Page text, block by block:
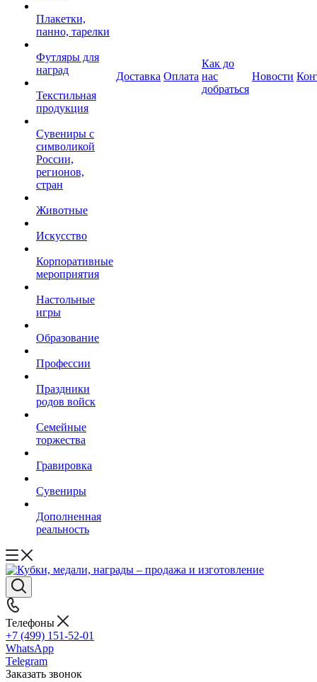
Плакетки,
панно, тарелки
Футляры для
наград
Текстильная
продукция
Сувениры с
символикой
России,
регионов,
стран
Животные
Искусство
Корпоративные
мероприятия
Настольные
игры
Образование
Профессии
Праздники
родов войск
Семейные
торжества
Гравировка
Сувениры
Дополненная
реальность
Доставка Оплата
Как до
нас
добраться
Новости
Телефоны
+7 (499) 151-52-01
WhatsApp
Telegram
Заказать звонок